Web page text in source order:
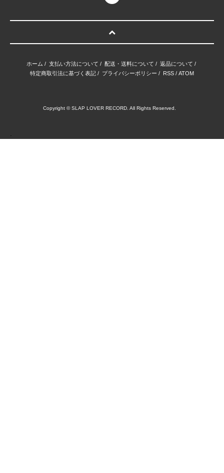
ホーム / 支払い方法について / 配送・送料について / 返品について /
特定商取引法に基づく表記 / プライバシーポリシー / RSS / ATOM
Copyright © SLAP LOVER RECORD. All Rights Reserved.
.